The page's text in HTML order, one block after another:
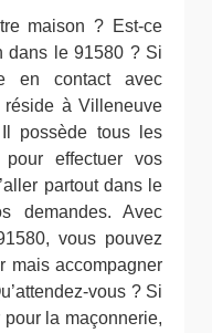
maison ? Est-ce
dans le 91580 ? Si
en contact avec
réside à Villeneuve
possède tous les
pour effectuer vos
partout dans le
demandes. Avec
vous pouvez
mais accompagner
vous ? Si
la maçonnerie,